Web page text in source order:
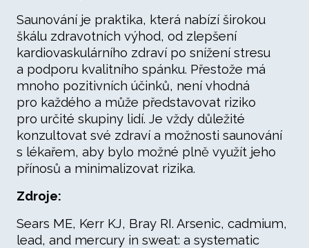
Saunování je praktika, která nabízí širokou
škálu zdravotních výhod, od zlepšení
kardiovaskulárního zdraví po snížení stresu
a podporu kvalitního spánku. Přestože má
mnoho pozitivních účinků, není vhodná
pro každého a může představovat riziko
pro určité skupiny lidí. Je vždy důležité
konzultovat své zdraví a možnosti saunování
s lékařem, aby bylo možné plně využít jeho
přínosů a minimalizovat rizika.
Zdroje:
Sears ME, Kerr KJ, Bray RI. Arsenic, cadmium,
lead, and mercury in sweat: a systematic